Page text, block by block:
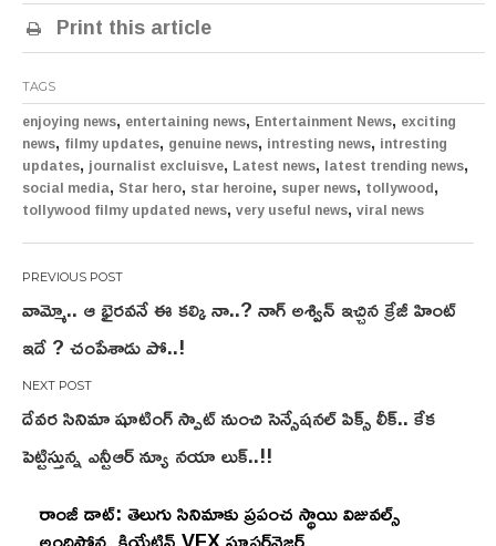
Print this article
TAGS
enjoying news, entertaining news, Entertainment News, exciting
news, filmy updates, genuine news, intresting news, intresting
updates, journalist excluisve, Latest news, latest trending news,
social media, Star hero, star heroine, super news, tollywood,
tollywood filmy updated news, very useful news, viral news
Post
navigation
వామ్మో.. ఆ భైరవనే ఈ కల్కి నా..? నాగ్ అశ్విన్ ఇచ్చిన క్రేజీ హింట్
ఇదే ? చంపేశాడు పో..!
దేవర సినిమా షూటింగ్ స్పాట్ నుంచి సెన్సేషనల్ పిక్స్ లీక్.. కేక
పెట్టిస్తున్న ఎన్టీఆర్ న్యూ నయా లుక్..!!
రాంజీ డాట్: తెలుగు సినిమాకు ప్రపంచ స్థాయి విజువల్స్